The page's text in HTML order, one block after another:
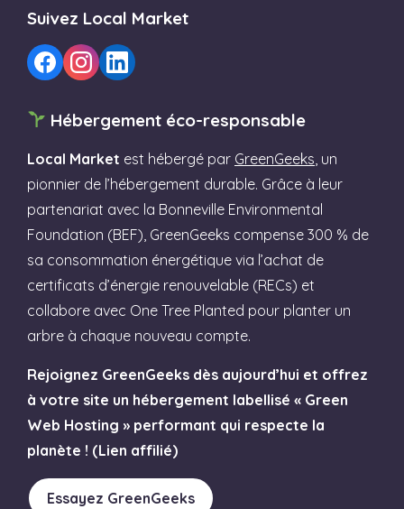
Suivez Local Market
Hébergement éco-responsable
Local Market est hébergé par GreenGeeks , un
pionnier de l’hébergement durable. Grâce à leur
partenariat avec la Bonneville Environmental
Foundation (BEF), GreenGeeks compense 300 % de
sa consommation énergétique via l’achat de
certificats d’énergie renouvelable (RECs) et
collabore avec One Tree Planted pour planter un
arbre à chaque nouveau compte.
Rejoignez GreenGeeks dès aujourd’hui et offrez
à votre site un hébergement labellisé « Green
Web Hosting » performant qui respecte la
planète ! (Lien affilié)
Essayez GreenGeeks